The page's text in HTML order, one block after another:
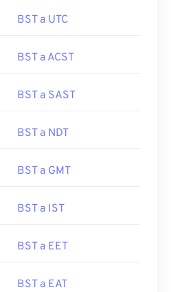
BST a UTC
BST a ACST
BST a SAST
BST a NDT
BST a GMT
BST a IST
BST a EET
BST a EAT